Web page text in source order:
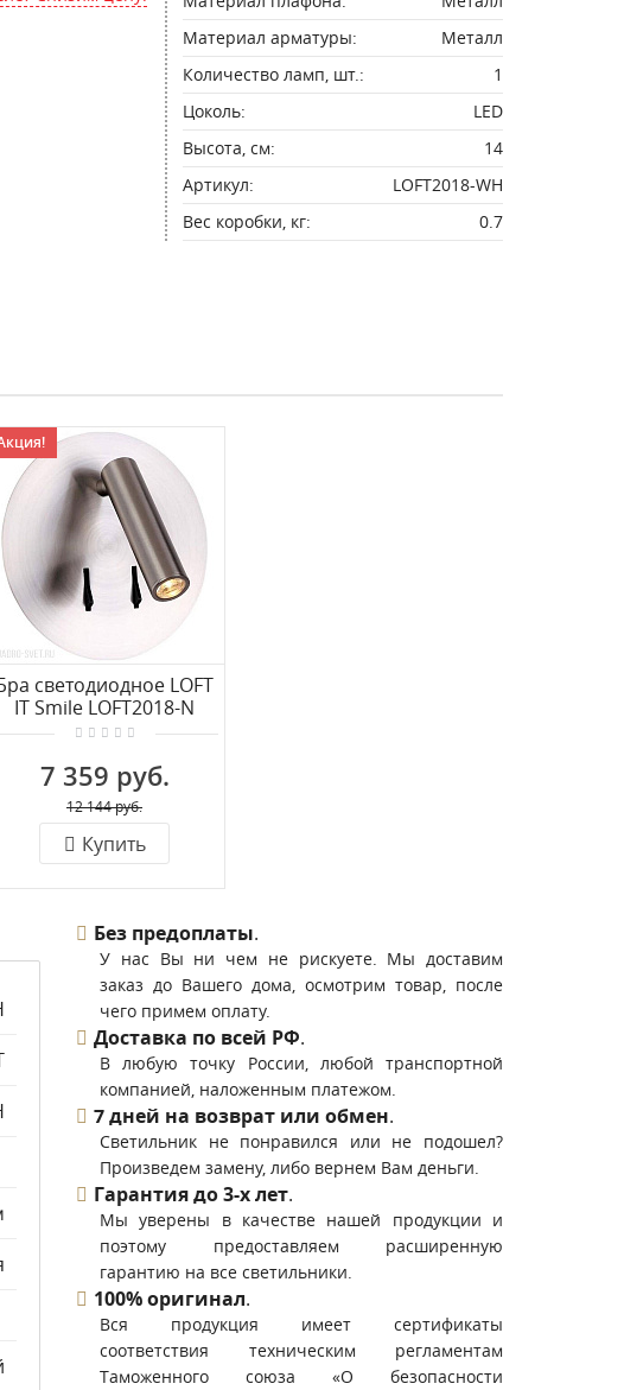
Материал арматуры:
Металл
Количество ламп, шт.:
1
Цоколь:
LED
Высота, см:
14
Артикул:
LOFT2018-WH
Вес коробки, кг:
0.7
светодиодное LOFT
IT Smile LOFT2018-N
7 359 руб.
12 144 руб.
Купить
Без предоплаты.
У нас Вы ни чем не рискуете. Мы доставим
заказ до Вашего дома, осмотрим товар, после
чего примем оплату.
Доставка по всей РФ.
В любую точку России, любой транспортной
компанией, наложенным платежом.
7 дней на возврат или обмен.
Светильник не понравился или не подошел?
Произведем замену, либо вернем Вам деньги.
Гарантия до 3-х лет.
Мы уверены в качестве нашей продукции и
поэтому предоставляем расширенную
гарантию на все светильники.
100% оригинал.
Вся продукция имеет сертификаты
соответствия техническим регламентам
Таможенного союза «О безопасности